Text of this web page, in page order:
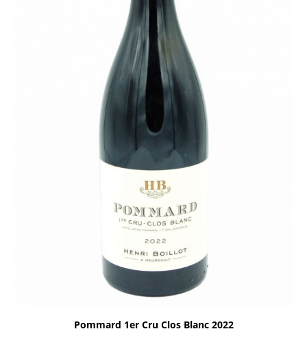
Pommard 1er Cru Clos Blanc 2022